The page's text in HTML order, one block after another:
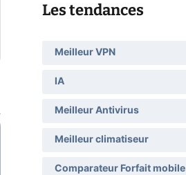
Les tendances
Meilleur VPN
IA
Meilleur Antivirus
Meilleur climatiseur
Comparateur Forfait mobile